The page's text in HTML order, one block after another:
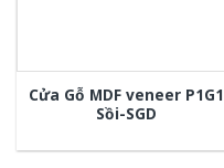
Cửa Gỗ MDF veneer P1G1
Sồi-SGD